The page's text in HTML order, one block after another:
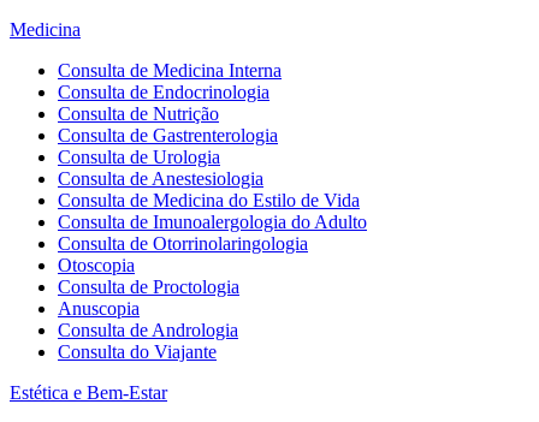
Medicina
Consulta de Medicina Interna
Consulta de Endocrinologia
Consulta de Nutrição
Consulta de Gastrenterologia
Consulta de Urologia
Consulta de Anestesiologia
Consulta de Medicina do Estilo de Vida
Consulta de Imunoalergologia do Adulto
Consulta de Otorrinolaringologia
Otoscopia
Consulta de Proctologia
Anuscopia
Consulta de Andrologia
Consulta do Viajante
Estética e Bem-Estar